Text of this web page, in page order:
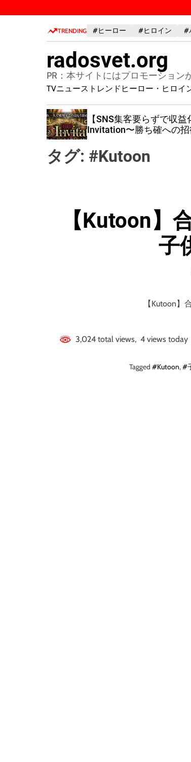
k
TRENDING #ヒーロー #ヒロイン #
radosvet.org
PR：本サイトにはプロモーション
TVニューストレンド ヒーロー・ヒロイ
【SNS集客要らずで収益
Invitation〜勝ち確への招
タグ: #Kutoon
【Kutoon】
子
【Kutoon】
3,024 total views, 4 views today
Tagged #Kutoon,#